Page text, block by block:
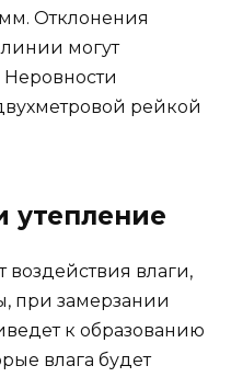
Отклонения
могут
Неровности
рейкой
утепление
воздействия влаги,
при замерзании
к образованию
влага будет